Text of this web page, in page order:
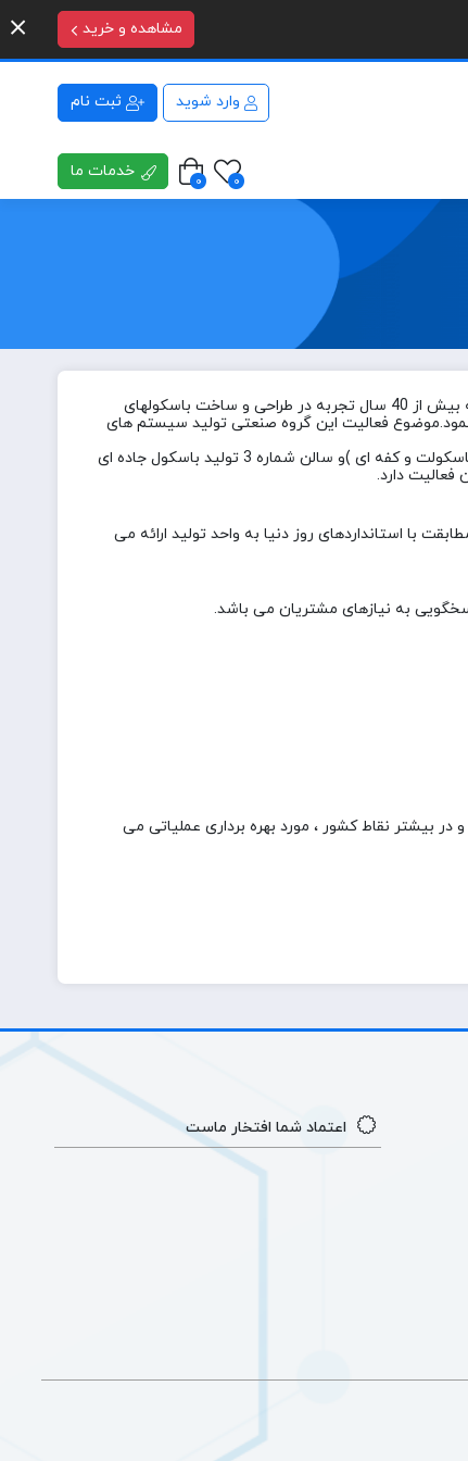
مشاهده و خرید
وارد شوید ثبت نام
0
0 خدمات ما
گروه صنعتی جدیکار توزین با در دست داشتن پرسنلی با تجربه و متخصص در زمینه ساخت تجهیزات مکانیکی و الکترونیکی توزین با پشتوانه بیش از 40 سال تجربه در طراحی و ساخت باسکولهای
ارائه خدمات به مشتریان گرامی می باشد.گروه صنعتی جدیکار توزین فعالیت تولیدی و تجاری خود را از سال 1359 آغاز نمود.موضوع فعالیت این گروه صنعتی تولید سیستم های
کارخانجات تولیدی این گروه صنعتی شامل سالن شماره 1 واحد تولید باسکولهای مکانیکی ،سالن شماره 2 واحد تولید باسکولهای الکترونیکی (باسکولت و کفه ای )و سالن شماره 3 تولید باسکول جاده ای
با استانداردهای روز دنیا به واحد تولید ارائه می
به نیازهای مشتریان می باشد.
بیشتر نقاط کشور ، مورد بهره برداری عملیاتی می
اعتماد شما افتخار ماست